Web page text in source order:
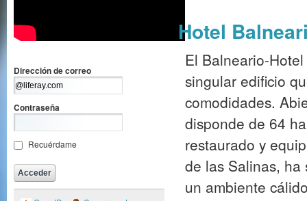
Dirección de correo
Contraseña
Recuérdame
Hotel
El Balneario-
singular edificio
comodidades.
disponde de 64
restaurado y
de las Salinas, ha
un ambiente